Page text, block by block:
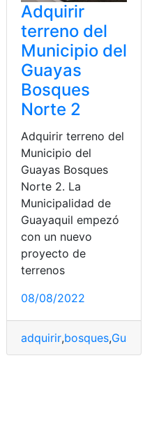
Ecuador,bosques
Adquirir
terreno del
Municipio del
Guayas
Bosques
Norte 2
Adquirir terreno del
Municipio del
Guayas Bosques
Norte 2. La
Municipalidad de
Guayaquil empezó
con un nuevo
proyecto de
terrenos
08/08/2022
adquirir,bosques,